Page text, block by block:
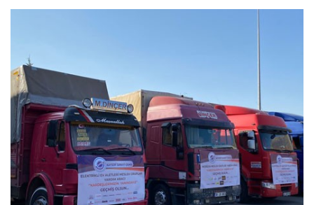
tırları çıktı…
Flekssit A.Ş. olarak zor günlerde yangın
bölgesinde yanınızdayız.